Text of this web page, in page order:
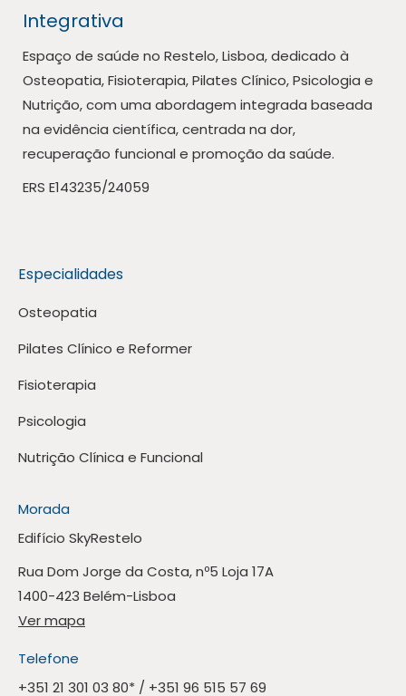
Integrativa
Espaço de saúde no Restelo, Lisboa, dedicado à
Osteopatia, Fisioterapia, Pilates Clínico, Psicologia e
Nutrição, com uma abordagem integrada baseada
na evidência científica, centrada na dor,
recuperação funcional e promoção da saúde.
ERS E143235/24059
Especialidades
Osteopatia
Pilates Clínico e Reformer
Fisioterapia
Psicologia
Nutrição Clínica e Funcional
Morada
Edifício SkyRestelo
Rua Dom Jorge da Costa, nº5 Loja 17A
1400-423 Belém-Lisboa
Ver mapa
Telefone
+351 21 301 03 80* / +351 96 515 57 69